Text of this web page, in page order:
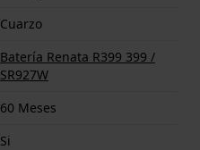
Cuarzo
Batería Renata R399 399 /
SR927W
60 Meses
Si